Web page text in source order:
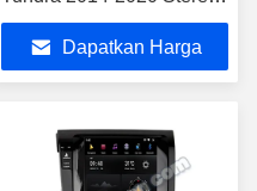
Multimedia Mobil
Dapatkan Harga